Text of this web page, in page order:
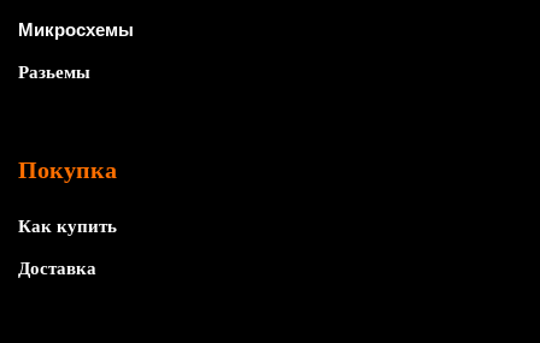
Микросхемы
Разьемы
Покупка
Как купить
Доставка